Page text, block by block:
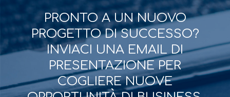
PRONTO A UN NUOVO
PROGETTO DI SUCCESSO?
INVIACI UNA EMAIL DI
PRESENTAZIONE PER
COGLIERE NUOVE